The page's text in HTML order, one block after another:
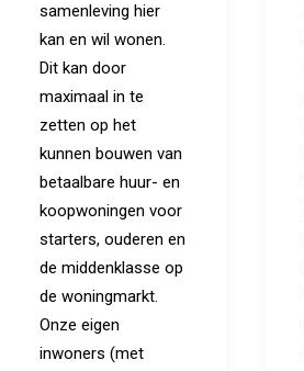
samenleving hier
kan en wil wonen.
Dit kan door
maximaal in te
zetten op het
kunnen bouwen van
betaalbare huur- en
koopwoningen voor
starters, ouderen en
de middenklasse op
de woningmarkt.
Onze eigen
inwoners (met